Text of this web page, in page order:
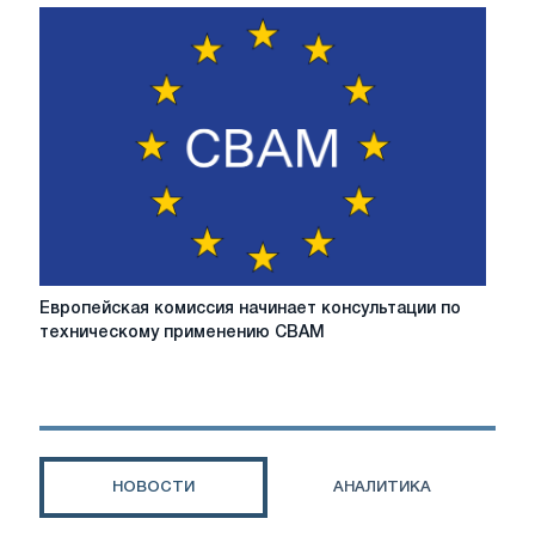
Европейская
комиссия
техническому
Европейская комиссия начинает консультации по
техническому применению CBAM
НОВОСТИ АНАЛИТИКА